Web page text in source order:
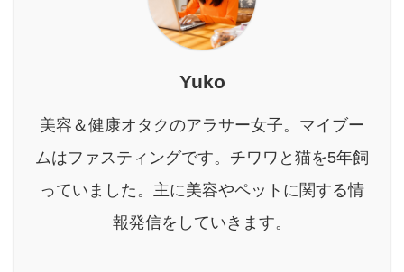
ば、単体で使う以上の相
乗効果が期待できます
が、成分の重複や過剰摂
る疑問を解消し、あなた
の目的やライフスタイル
わせ方を詳しく解説しま
す。 具体的な併用テクニ
Yuko
美容＆健康オタクのアラサー女子。マイブー
ムはファスティングです。チワワと猫を5年飼
っていました。主に美容やペットに関する情
報発信をしていきます。